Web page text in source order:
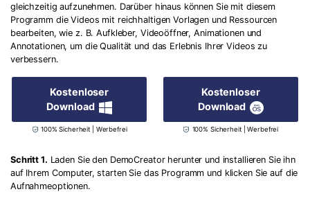
gleichzeitig aufzunehmen. Darüber hinaus können Sie mit diesem
Programm die Videos mit reichhaltigen Vorlagen und Ressourcen
bearbeiten, wie z. B. Aufkleber, Videoöffner, Animationen und
Annotationen, um die Qualität und das Erlebnis Ihrer Videos zu
verbessern.
Kostenloser
Download
100% Sicherheit | Werbefrei
Kostenloser
Download
100% Sicherheit | Werbefrei
Schritt 1. Laden Sie den DemoCreator herunter und installieren Sie ihn
auf Ihrem Computer, starten Sie das Programm und klicken Sie auf die
Aufnahmeoptionen.